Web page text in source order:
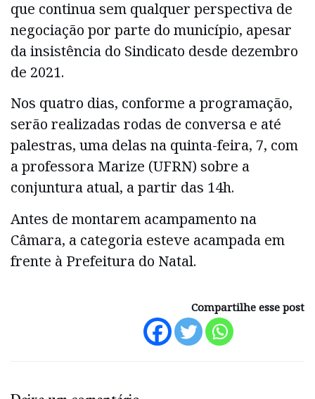
que continua sem qualquer perspectiva de
negociação por parte do município, apesar
da insistência do Sindicato desde dezembro
de 2021.
Nos quatro dias, conforme a programação,
serão realizadas rodas de conversa e até
palestras, uma delas na quinta-feira, 7, com
a professora Marize (UFRN) sobre a
conjuntura atual, a partir das 14h.
Antes de montarem acampamento na
Câmara, a categoria esteve acampada em
frente à Prefeitura do Natal.
Compartilhe esse post